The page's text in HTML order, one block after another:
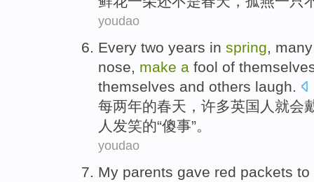
youdao
Every two years in spring, many
nose, make a fool of
themselves and others laugh.
每两年的春天 ， 许多英国 人 就会
人 发笑的“傻事”。
youdao
My parents gave red packets